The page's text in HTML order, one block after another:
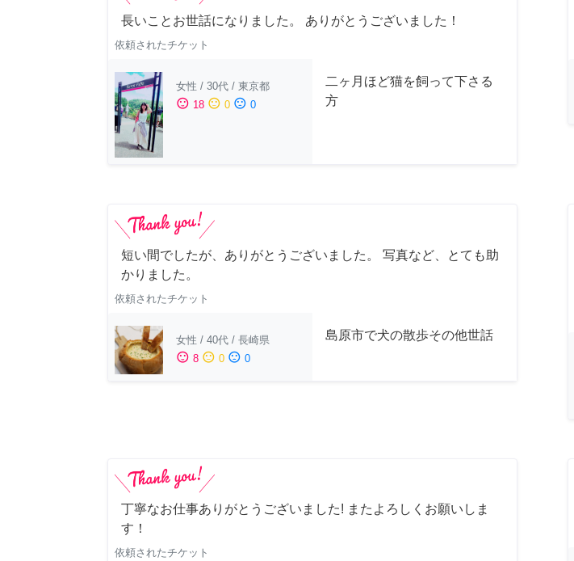
長いことお世話になりました。 ありがとうございました！
依頼されたチケット
女性 / 30代 / 東京都
sentiment_satisfied 18 sentiment_neutral 0 sentiment_dissatisfied 0
二ヶ月ほど猫を飼って下さる
方
短い間でしたが、ありがとうございました。 写真など、とても助
かりました。
依頼されたチケット
女性 / 40代 / 長崎県
sentiment_satisfied 8 sentiment_neutral 0 sentiment_dissatisfied 0
島原市で犬の散歩その他世話
丁寧なお仕事ありがとうございました! またよろしくお願いしま
す！
依頼されたチケット